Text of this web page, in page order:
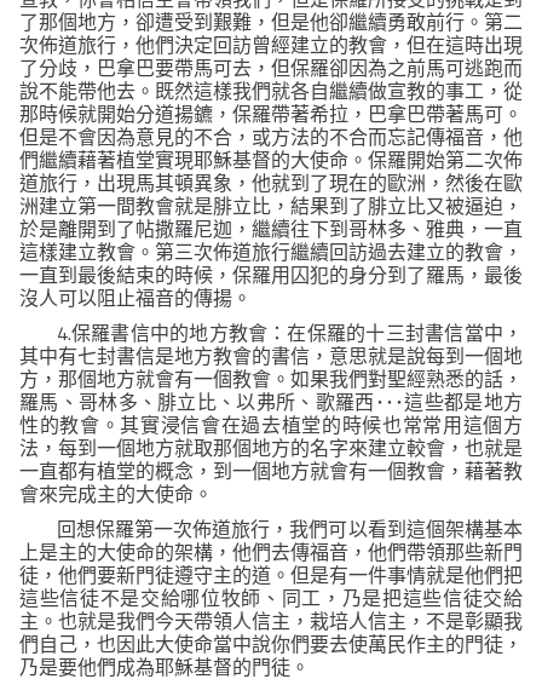
了那個地方，卻遭受到艱難，但是他卻繼續勇敢前行。第二
次佈道旅行，他們決定回訪曾經建立的教會，但在這時出現
了分歧，巴拿巴要帶馬可去，但保羅卻因為之前馬可逃跑而
說不能帶他去。既然這樣我們就各自繼續做宣教的事工，從
那時候就開始分道揚鑣，保羅帶著希拉，巴拿巴帶著馬可。
但是不會因為意見的不合，或方法的不合而忘記傳福音，他
們繼續藉著植堂實現耶穌基督的大使命。保羅開始第二次佈
道旅行，出現馬其頓異象，他就到了現在的歐洲，然後在歐
洲建立第一間教會就是腓立比，結果到了腓立比又被逼迫，
於是離開到了帖撒羅尼迦，繼續往下到哥林多、雅典，一直
這樣建立教會。第三次佈道旅行繼續回訪過去建立的教會，
一直到最後結束的時候，保羅用囚犯的身分到了羅馬，最後
沒人可以阻止福音的傳揚。
4.保羅書信中的地方教會：在保羅的十三封書信當中，
其中有七封書信是地方教會的書信，意思就是說每到一個地
方，那個地方就會有一個教會。如果我們對聖經熟悉的話，
羅馬、哥林多、腓立比、以弗所、歌羅西 ･･･這些都是地方
性的教會。其實浸信會在過去植堂的時候也常常用這個方
法，每到一個地方就取那個地方的名字來建立較會，也就是
一直都有植堂的概念，到一個地方就會有一個教會，藉著教
會來完成主的大使命。
回想保羅第一次佈道旅行，我們可以看到這個架構基本
上是主的大使命的架構，他們去傳福音，他們帶領那些新門
徒，他們要新門徒遵守主的道。但是有一件事情就是他們把
這些信徒不是交給哪位牧師、同工，乃是把這些信徒交給
主。也就是我們今天帶領人信主，栽培人信主，不是彰顯我
們自己，也因此大使命當中說你們要去使萬民作主的門徒，
乃是要他們成為耶穌基督的門徒。